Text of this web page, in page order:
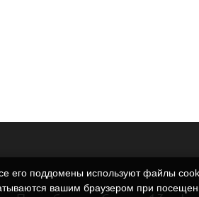
его поддомены используют файлы
вашим браузером при